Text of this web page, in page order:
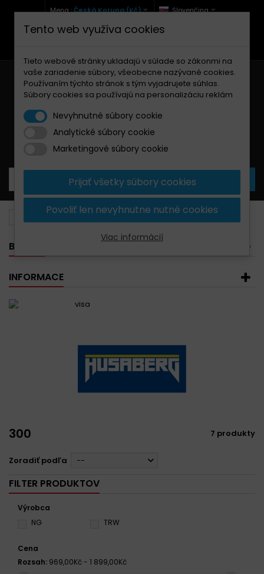
Mena :Česká Koruna (Kč) Slovenčina
+420 771 127 977 (Po-Pá, 9-12 a 13-17)
Košík0Produkty
BANNER
INFORMACE
300 7 produkty
Zoradiť podľa --
FILTER PRODUKTOV
Výrobca
NG
TRW
Cena
Rozsah: 969,00Kč - 1 899,00Kč
Tento web využíva cookies
Tieto webové stránky ukladajú v súlade so zákonmi na
vaše zariadenie súbory, všeobecne nazývané cookies.
Používaním týchto stránok s tým vyjadrujete súhlas.
Súbory cookies sa používajú na personalizáciu reklám
Nevyhnutné súbory cookie
Analytické súbory cookie
Marketingové súbory cookie
Prijať všetky súbory cookies
Povoliť len nevyhnutne nutné cookies
Viac informácií